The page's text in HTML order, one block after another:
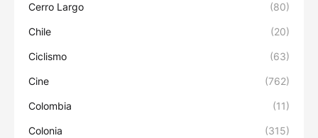
Cerro Largo (80)
Chile (20)
Ciclismo (63)
Cine (762)
Colombia (11)
Colonia (315)